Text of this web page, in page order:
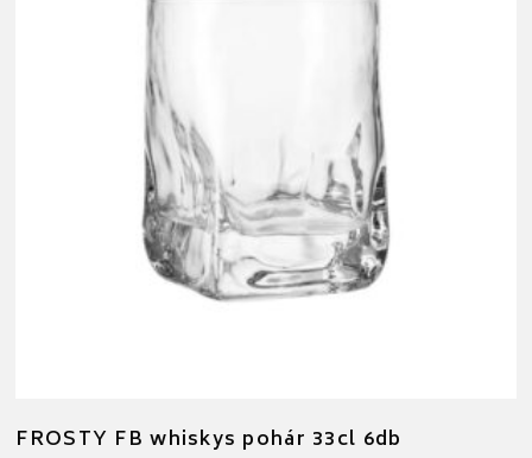
FROSTY FB whiskys pohár 33cl 6db